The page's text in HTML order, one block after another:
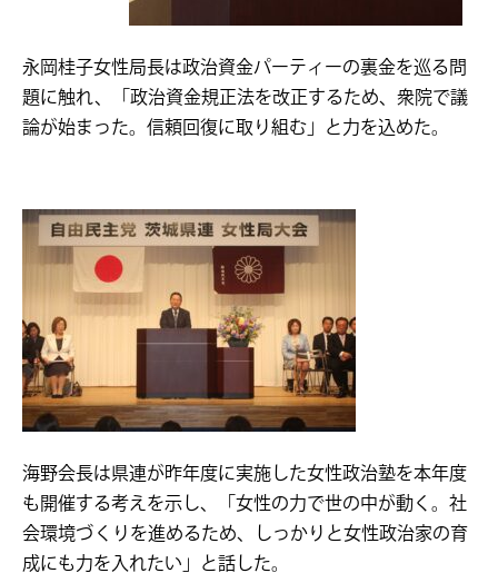
永岡桂子女性局長は政治資金パーティーの裏金を巡る問
題に触れ、「政治資金規正法を改正するため、衆院で議
論が始まった。信頼回復に取り組む」と力を込めた。
海野会長は県連が昨年度に実施した女性政治塾を本年度
も開催する考えを示し、「女性の力で世の中が動く。社
会環境づくりを進めるため、しっかりと女性政治家の育
成にも力を入れたい」と話した。